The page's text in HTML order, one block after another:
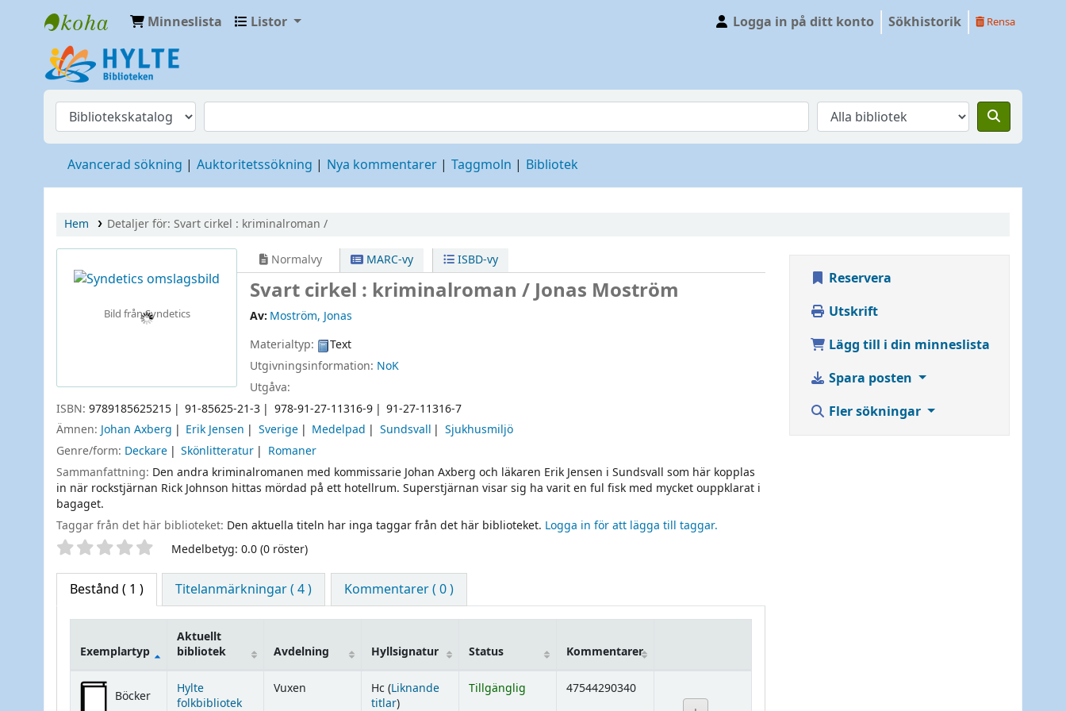
Hylte
Minneslista Listor Logga in på ditt konto Sökhistorik Rensa
Avancerad sökning Auktoritetssökning Nya kommentarer Taggmoln Bibliotek
Hem Detaljer för: Svart cirkel : kriminalroman /
Bild från Syndetics
Normalvy MARC-vy ISBD-vy
Svart cirkel : kriminalroman /Jonas Moström
Av: Moström, Jonas
Materialtyp:
Text
Utgivningsinformation: NoK
Utgåva:
ISBN: 9789185625215 91-85625-21-3 978-91-27-11316-9
91-27-11316-7
Ämnen: Johan Axberg Erik Jensen Sverige Medelpad Sundsvall
Sjukhusmiljö
Genre/form: Deckare Skönlitteratur
Romaner
Sammanfattning: Den andra kriminalromanen med kommissarie Johan Axberg och läkaren Erik Jensen i Sundsvall som här kopplas
in när rockstjärnan Rick Johnson hittas mördad på ett hotellrum. Superstjärnan visar sig ha varit en ful fisk med mycket ouppklarat i
bagaget.
Taggar från det här biblioteket: Den aktuella titeln har inga taggar från det här biblioteket. Logga in för att lägga till taggar.
Betyg Medelbetyg: 0.0 (0 röster)
Bestånd ( 1 ) Titelanmärkningar ( 4 ) Kommentarer ( 0 )
Bestånd
Exemplartyp
Aktuellt
bibliotek
Avdelning Hyllsignatur Status Kommentarer
Böcker
Hylte
folkbibliotek
Vuxen Hc (Liknande
titlar(Öppnas nedan)
)
Tillgänglig 47544290340
Reservera
Utskrift
Lägg till i din minneslista
Spara posten
Fler sökningar